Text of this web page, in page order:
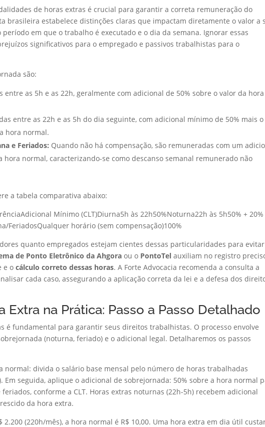
de horas extras é crucial para garantir a correta remuneração do
brasileira estabelece distinções claras que impactam diretamente o valor a
em que o trabalho é executado e o dia da semana. Ignorar essas
significativos para o empregado e passivos trabalhistas para o
são:
entre as 5h e as 22h, geralmente com adicional de 50% sobre o valor da hora
entre as 22h e as 5h do dia seguinte, com adicional mínimo de 50% mais o
hora normal.
e Feriados: Quando não há compensação, são remuneradas com um
hora normal, caracterizando-se como descanso semanal remunerado não
a tabela comparativa abaixo:
Mínimo (CLT)Diurna5h às 22h50%Noturna22h às 5h50% + 20%
FeriadosQualquer horário (sem compensação)100%
quanto empregados estejam cientes dessas particularidades para evitar
de Ponto Eletrônico da Ahgora ou o PontoTel auxiliam no registro
e ocálculo correto dessas horas. A Forte Advocacia recomenda a consulta a
cada caso, assegurando a aplicação correta da lei e a defesa dos
Extra na Prática: Passo a Passo Detalhado
é fundamental para garantir seus direitos trabalhistas. O processo envolve
(noturna, feriado) e o adicional legal. Detalharemos os passos
normal: divida o salário base mensal pelo número de horas trabalhadas
Em seguida, aplique o adicional de sobrejornada: 50% sobre a hora normal
conforme a CLT. Horas extras noturnas (22h-5h) recebem adicional
da hora extra.
2.200 (220h/mês), a hora normal é R$ 10,00. Uma hora extra em dia útil